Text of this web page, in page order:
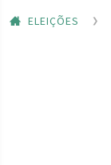
ELEIÇÕES